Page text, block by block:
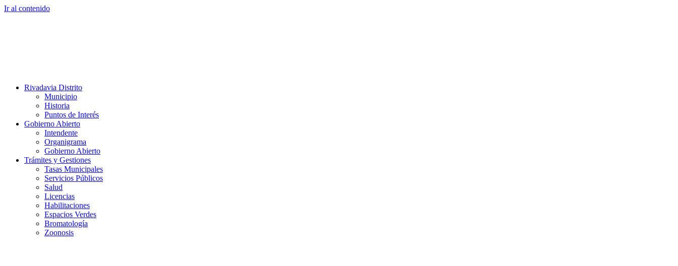
Ir al contenido
Rivadavia Distrito
Municipio
Historia
Puntos de Interés
Gobierno Abierto
Intendente
Organigrama
Gobierno Abierto
Trámites y Gestiones
Tasas Municipales
Servicios Públicos
Salud
Licencias
Habilitaciones
Espacios Verdes
Bromatología
Zoonosis